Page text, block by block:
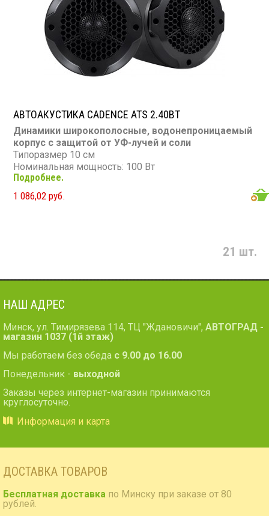
АВТОАКУСТИКА CADENCE ATS 2.40BT
Динамики широкополосные, водонепроницаемый
корпус с защитой от УФ-лучей и соли
Типоразмер 10 см
Номинальная мощность: 100 Вт
Диапазон частот: 110 - 20 000 Гц
Чувствительность: 95 дБ
Сопротивление: 4 Ом
Подробнее.
1 086,02 руб.
21 шт.
НАШ АДРЕС
Минск, ул. Тимирязева 114, ТЦ "Ждановичи", АВТОГРАД -
магазин 1037 (1й этаж)
Мы работаем без обеда с 9.00 до 16.00
Понедельник - выходной
Заказы через интернет-магазин принимаются
круглосуточно.
Информация и карта
ДОСТАВКА ТОВАРОВ
Бесплатная доставка по Минску при заказе от 80
рублей.